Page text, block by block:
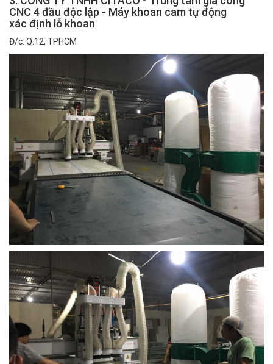
CNC 4 đầu độc lập - Máy khoan cam tự động
xác định lỗ khoan
Đ/c: Q.12, TPHCM